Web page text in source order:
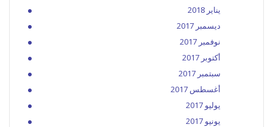
يناير 2018
ديسمبر 2017
نوفمبر 2017
أكتوبر 2017
سبتمبر 2017
أغسطس 2017
يوليو 2017
يونيو 2017